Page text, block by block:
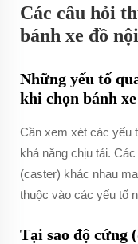
Các câu hỏi
bánh xe đồ
Những yếu tố
khi chọn bánh
Cần xem xét các yếu
khả năng chịu tải.
(caster) khác nhau
thuộc vào các yếu tố
Tại sao độ cứng